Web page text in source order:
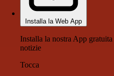
Installa la Web App
Installa la nostra App
notizie
Tocca